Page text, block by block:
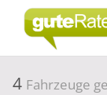
4 Fahrzeuge